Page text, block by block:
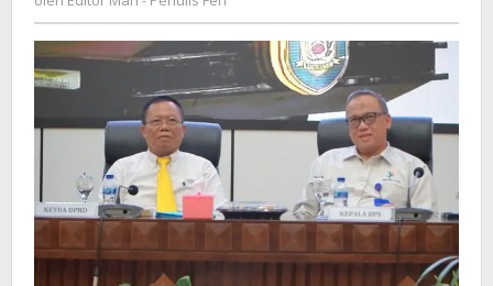
UMKM
di
Merah
Putih
Penulis